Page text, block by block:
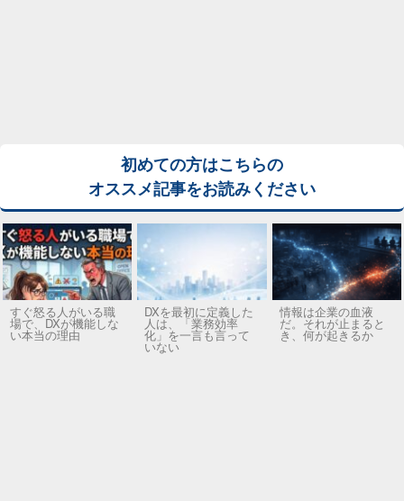
初めての方はこちらの
オススメ記事をお読みください
すぐ怒る人がいる職
場で、DXが機能しな
い本当の理由
DXを最初に定義した
人は、「業務効率
化」を一言も言って
いない
情報は企業の血液
だ。それが止まると
き、何が起きるか